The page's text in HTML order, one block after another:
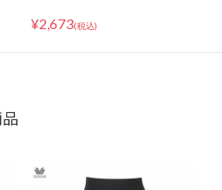
加齢 体型変化 DSL250 LLサイ
¥2,673(税込)